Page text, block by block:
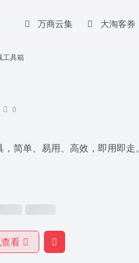
万商云集 大淘客券
工具箱
0
简单、易用、高效，即用即走。
看